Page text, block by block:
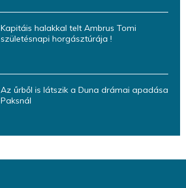
Kapitáis halakkal telt Ambrus Tomi
születésnapi horgásztúrája !
Az űrből is látszik a Duna drámai apadása
Paksnál